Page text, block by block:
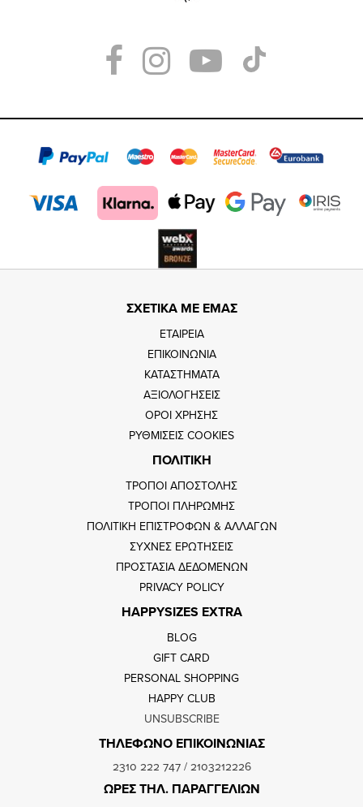
Visit
https://
page
Visit
https://
page
Visit
https://
page
our
TikTok
page
ΣΧΕΤΙΚΑ ΜΕ ΕΜΑΣ
ΕΤΑΙΡΕΙΑ
ΕΠΙΚΟΙΝΩΝΙΑ
ΚΑΤΑΣΤΗΜΑΤΑ
ΑΞΙΟΛΟΓΗΣΕΙΣ
ΟΡΟΙ ΧΡΗΣΗΣ
ΡΥΘΜΙΣΕΙΣ COOKIES
ΠΟΛΙΤΙΚΗ
ΤΡΟΠΟΙ ΑΠΟΣΤΟΛΗΣ
ΤΡΟΠΟΙ ΠΛΗΡΩΜΗΣ
ΠΟΛΙΤΙΚΗ ΕΠΙΣΤΡΟΦΩΝ & ΑΛΛΑΓΩΝ
ΣΥΧΝΕΣ ΕΡΩΤΗΣΕΙΣ
ΠΡΟΣΤΑΣΙΑ ΔΕΔΟΜΕΝΩΝ
PRIVACY POLICY
HAPPYSIZES EXTRA
BLOG
GIFT CARD
PERSONAL SHOPPING
HAPPY CLUB
UNSUBSCRIBE
ΤΗΛΕΦΩΝΟ ΕΠΙΚΟΙΝΩΝΙΑΣ
2310 222 747/ 2103212226
ΩΡΕΣ ΤΗΛ. ΠΑΡΑΓΓΕΛΙΩΝ